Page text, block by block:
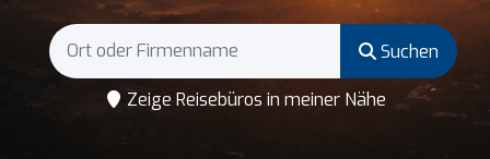
Suchen
Zeige Reisebüros in meiner Nähe